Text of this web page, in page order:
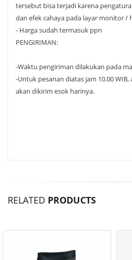
tersebut bisa terjadi karena
dan efek cahaya pada layar monitor /
- Harga sudah termasuk ppn
PENGIRIMAN:
-Waktu pengiriman dilakukan pada
-Untuk pesanan diatas jam 10.00
akan dikirim esok harinya.
RELATED PRODUCTS